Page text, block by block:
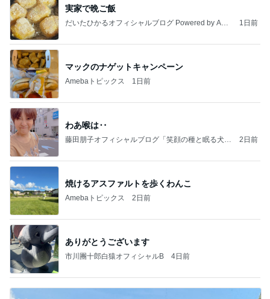
実家で晩ご飯
だいたひかるオフィシャルブログ Powered by Ame
1日前
マックのナゲットキャンペーン
Amebaトピックス 1日前
わあ喉は‥
藤田朋子オフィシャルブログ「笑顔の種と眠る犬」
2日前
焼けるアスファルトを歩くわんこ
Amebaトピックス 2日前
ありがとうございます
市川團十郎白猿オフィシャルB 4日前